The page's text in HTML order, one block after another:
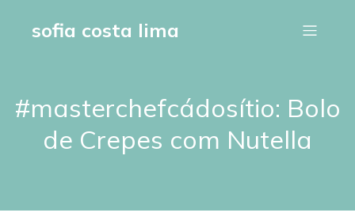
sofia costa lima
#masterchefcádosítio: Bolo
de Crepes com Nutella